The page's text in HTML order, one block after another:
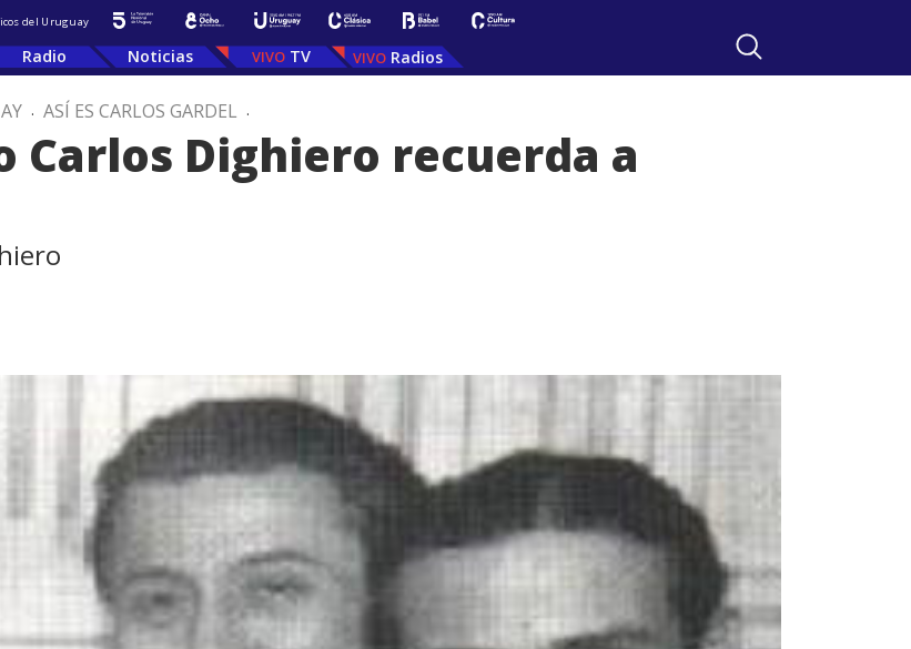
del Uruguay
Radio Noticias TV Radios
. ASÍ ES CARLOS GARDEL .
Carlos Dighiero recuerda a